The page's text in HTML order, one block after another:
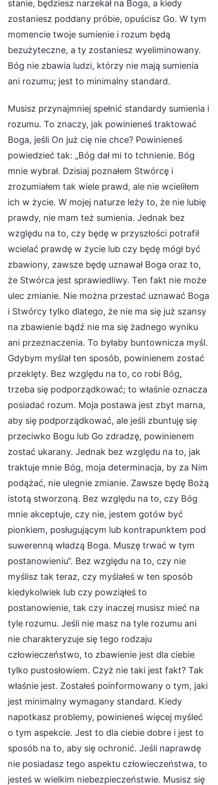
stanie, będziesz narzekał na Boga, a kiedy
zostaniesz poddany próbie, opuścisz Go. W tym
momencie twoje sumienie i rozum będą
bezużyteczne, a ty zostaniesz wyeliminowany.
Bóg nie zbawia ludzi, którzy nie mają sumienia
ani rozumu; jest to minimalny standard.
Musisz przynajmniej spełnić standardy sumienia i
rozumu. To znaczy, jak powinieneś traktować
Boga, jeśli On już cię nie chce? Powinieneś
powiedzieć tak: „Bóg dał mi to tchnienie. Bóg
mnie wybrał. Dzisiaj poznałem Stwórcę i
zrozumiałem tak wiele prawd, ale nie wcieliłem
ich w życie. W mojej naturze leży to, że nie lubię
prawdy, nie mam też sumienia. Jednak bez
względu na to, czy będę w przyszłości potrafił
wcielać prawdę w życie lub czy będę mógł być
zbawiony, zawsze będę uznawał Boga oraz to,
że Stwórca jest sprawiedliwy. Ten fakt nie może
ulec zmianie. Nie można przestać uznawać Boga
i Stwórcy tylko dlatego, że nie ma się już szansy
na zbawienie bądź nie ma się żadnego wyniku
ani przeznaczenia. To byłaby buntownicza myśl.
Gdybym myślał ten sposób, powinienem zostać
przeklęty. Bez względu na to, co robi Bóg,
trzeba się podporządkować; to właśnie oznacza
posiadać rozum. Moja postawa jest zbyt marna,
aby się podporządkować, ale jeśli zbuntuję się
przeciwko Bogu lub Go zdradzę, powinienem
zostać ukarany. Jednak bez względu na to, jak
traktuje mnie Bóg, moja determinacja, by za Nim
podążać, nie ulegnie zmianie. Zawsze będę Bożą
istotą stworzoną. Bez względu na to, czy Bóg
mnie akceptuje, czy nie, jestem gotów być
pionkiem, posługującym lub kontrapunktem pod
suwerenną władzą Boga. Muszę trwać w tym
postanowieniu”. Bez względu na to, czy nie
myślisz tak teraz, czy myślałeś w ten sposób
kiedykolwiek lub czy powziąłeś to
postanowienie, tak czy inaczej musisz mieć na
tyle rozumu. Jeśli nie masz na tyle rozumu ani
nie charakteryzuje się tego rodzaju
człowieczeństwo, to zbawienie jest dla ciebie
tylko pustosłowiem. Czyż nie taki jest fakt? Tak
właśnie jest. Zostałeś poinformowany o tym, jaki
jest minimalny wymagany standard. Kiedy
napotkasz problemy, powinieneś więcej myśleć
o tym aspekcie. Jest to dla ciebie dobre i jest to
sposób na to, aby się ochronić. Jeśli naprawdę
nie posiadasz tego aspektu człowieczeństwa, to
jesteś w wielkim niebezpieczeństwie. Musisz się